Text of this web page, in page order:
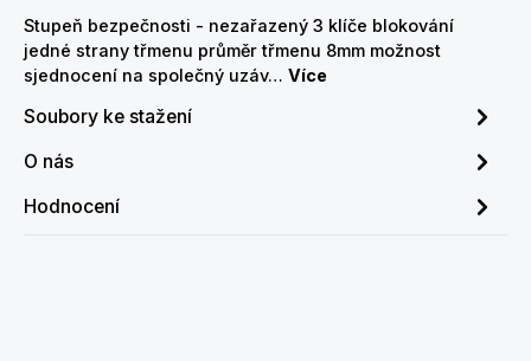
Stupeň bezpečnosti - nezařazený 3 klíče blokování
jedné strany třmenu průměr třmenu 8mm možnost
sjednocení na společný uzáv… Více
Soubory ke stažení
O nás
Hodnocení